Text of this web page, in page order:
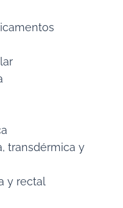
transdérmica y
y rectal